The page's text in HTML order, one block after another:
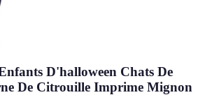
D'halloween Chats De
De Citrouille Imprime Mignon